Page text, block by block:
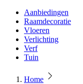
Aanbiedingen
Raamdecoratie
Vloeren
Verlichting
Verf
Tuin
Home